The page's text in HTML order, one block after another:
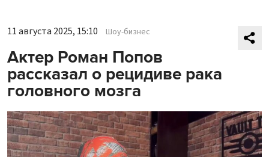
11 августа 2025, 15:10 Шоу-бизнес
Актер Роман Попов
рассказал о рецидиве рака
головного мозга